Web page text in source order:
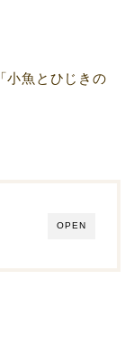
小魚とひじきの
OPEN